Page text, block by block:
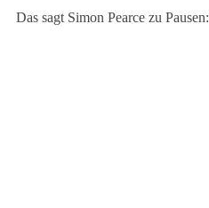
Das sagt Simon Pearce zu Pausen: